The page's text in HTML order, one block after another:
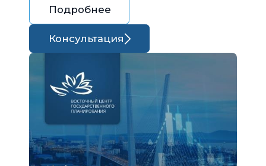
Подробнее
Консультация